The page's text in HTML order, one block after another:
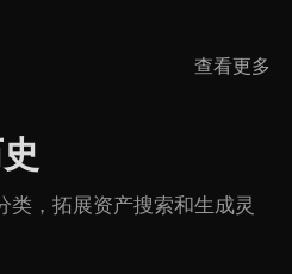
查看更多
类，拓展资产搜索和生成灵